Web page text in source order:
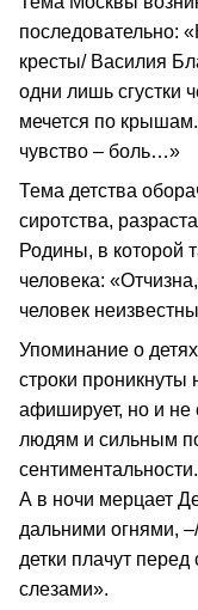
последовательно:
кресты/ Василия
одни лишь сгустки
мечется по
чувство – боль…»
Тема детства
сиротства,
Родины, в которой
человека:
человек
Упоминание о
строки проникнуты
афиширует, но и не
людям и сильным
А в ночи мерцает
дальними огнями,
детки плачут
слезами».